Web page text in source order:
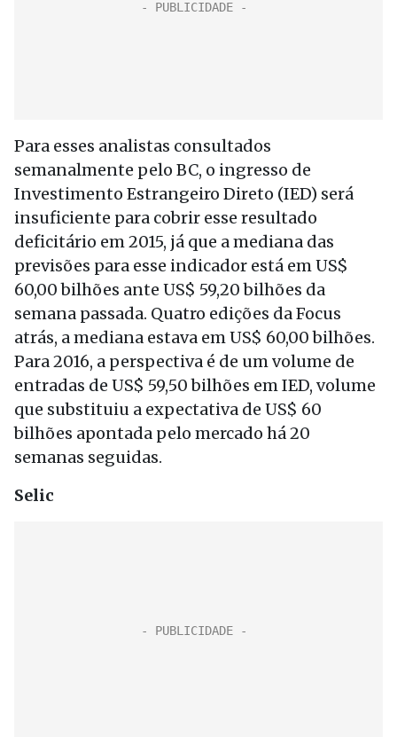
Para esses analistas consultados
semanalmente pelo BC, o ingresso de
Investimento Estrangeiro Direto (IED) será
insuficiente para cobrir esse resultado
deficitário em 2015, já que a mediana das
previsões para esse indicador está em US$
60,00 bilhões ante US$ 59,20 bilhões da
semana passada. Quatro edições da Focus
atrás, a mediana estava em US$ 60,00 bilhões.
Para 2016, a perspectiva é de um volume de
entradas de US$ 59,50 bilhões em IED, volume
que substituiu a expectativa de US$ 60
bilhões apontada pelo mercado há 20
semanas seguidas.
Selic